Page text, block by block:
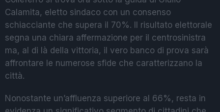
Calamita, eletto sindaco con un consenso
schiacciante che supera il 70%. Il risultato elettorale
segna una chiara affermazione per il centrosinistra
ma, al di là della vittoria, il vero banco di prova sarà
affrontare le numerose sfide che caratterizzano la
città.
Nonostante un’affluenza superiore al 66%, resta in